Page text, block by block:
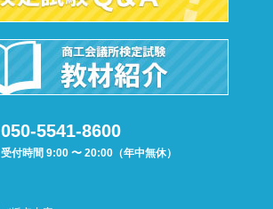
050-5541-8600
受付時間 9:00 〜 20:00（年中無休）